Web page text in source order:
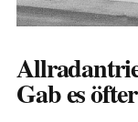
Gab es